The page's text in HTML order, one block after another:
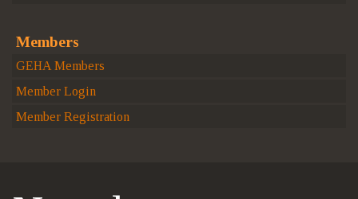
Members
GEHA Members
Member Login
Member Registration